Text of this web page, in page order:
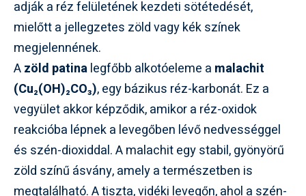
adják a réz felületének kezdeti sötétedését,
mielőtt a jellegzetes zöld vagy kék színek
megjelennének.
Azöld patinalegfőbb alkotóeleme a malachit
(Cu₂(OH)₂CO₃), egy bázikus réz-karbonát. Ez a
vegyület akkor képződik, amikor a réz-oxidok
reakcióba lépnek a levegőben lévő nedvességgel
és szén-dioxiddal. A malachit egy stabil, gyönyörű
zöld színű ásvány, amely a természetben is
megtalálható. A tiszta, vidéki levegőn, ahol a szén-